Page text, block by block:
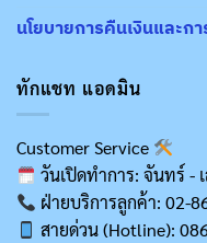
นโยบายการคืนเงินและก
ทักแชท แอดมิน
Customer Service
วันเปิดทำการ: จันทร์ -
ฝ่ายบริการลูกค้า: 02-
สายด่วน (Hotline):